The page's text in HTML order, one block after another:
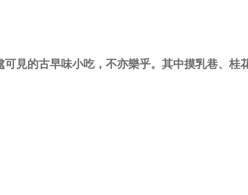
見的古早味小吃，不亦樂乎。其中摸乳巷、桂